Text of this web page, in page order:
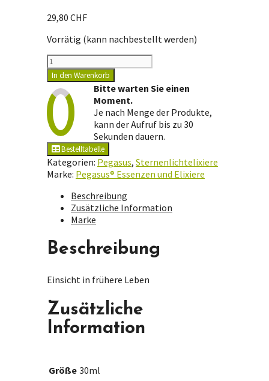
29,80 CHF
Vorrätig (kann nachbestellt werden)
Pegasus®
Sternenlichtelixier
-
Tau
Scorpii
Menge
In den Warenkorb
Bitte warten Sie einen
Moment.
Je nach Menge der Produkte,
kann der Aufruf bis zu 30
Sekunden dauern.
Bestelltabelle
Kategorien: Pegasus, Sternenlichtelixiere
Marke: Pegasus® Essenzen und Elixiere
Beschreibung
Zusätzliche Information
Marke
Beschreibung
Einsicht in frühere Leben
Zusätzliche
Information
Größe 30ml